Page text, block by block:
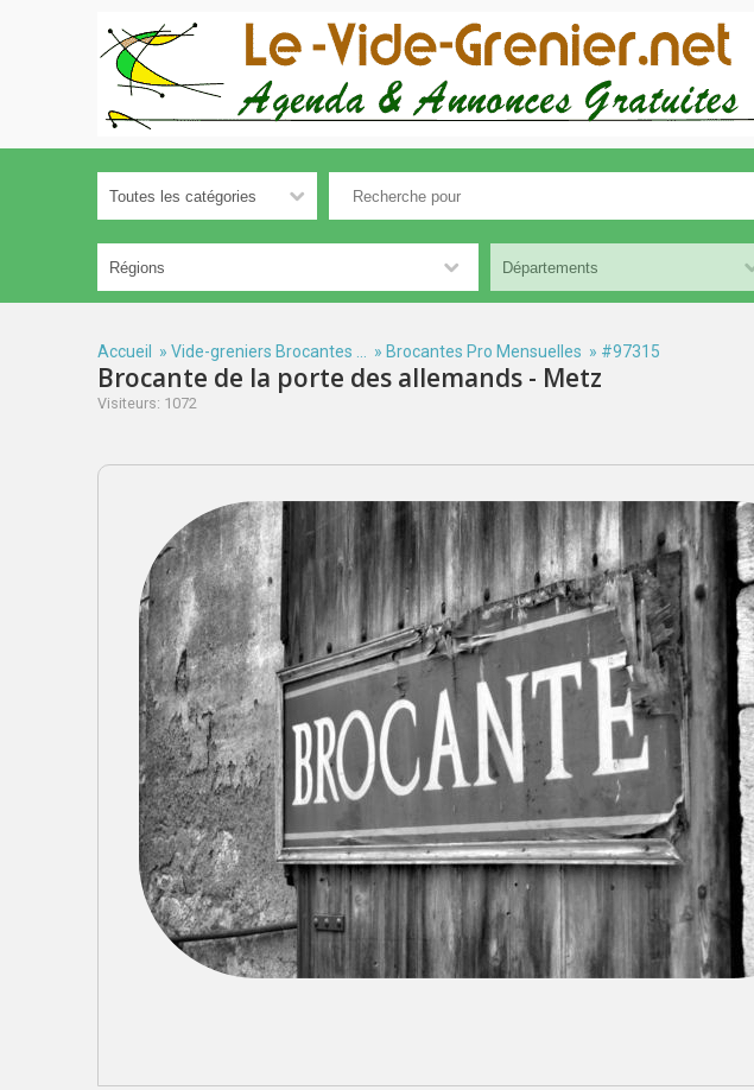
Accueil » Vide-greniers Brocantes ... » Brocantes Pro Mensuelles » #97315
Brocante de la porte des allemands - Metz
Visiteurs: 1072